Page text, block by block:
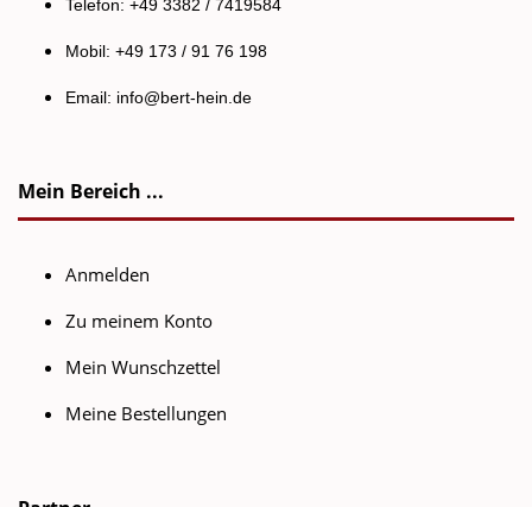
Telefon: +49 3382 / 7419584
Mobil: +49 173 / 91 76 198
Email: info@bert-hein.de
Mein Bereich ...
Anmelden
Zu meinem Konto
Mein Wunschzettel
Meine Bestellungen